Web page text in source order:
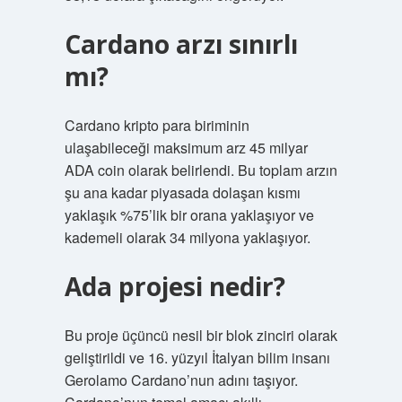
Cardano arzı sınırlı
mı?
Cardano kripto para biriminin
ulaşabileceği maksimum arz 45 milyar
ADA coin olarak belirlendi. Bu toplam arzın
şu ana kadar piyasada dolaşan kısmı
yaklaşık %75’lik bir orana yaklaşıyor ve
kademeli olarak 34 milyona yaklaşıyor.
Ada projesi nedir?
Bu proje üçüncü nesil bir blok zinciri olarak
geliştirildi ve 16. yüzyıl İtalyan bilim insanı
Gerolamo Cardano’nun adını taşıyor.